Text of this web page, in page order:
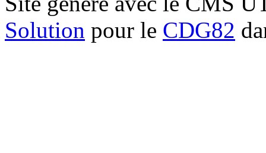
Solution pour le CDG82